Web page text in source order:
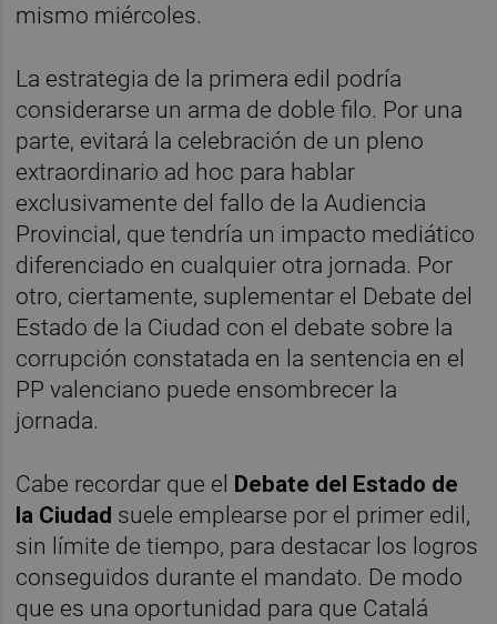
mismo miércoles.
La estrategia de la primera edil podría
considerarse un arma de doble filo. Por una
parte, evitará la celebración de un pleno
extraordinario ad hoc para hablar
exclusivamente del fallo de la Audiencia
Provincial, que tendría un impacto mediático
diferenciado en cualquier otra jornada. Por
otro, ciertamente, suplementar el Debate del
Estado de la Ciudad con el debate sobre la
corrupción constatada en la sentencia en el
PP valenciano puede ensombrecer la
jornada.
Cabe recordar que el Debate del Estado de
la Ciudad suele emplearse por el primer edil,
sin límite de tiempo, para destacar los logros
conseguidos durante el mandato. De modo
que es una oportunidad para que Catalá